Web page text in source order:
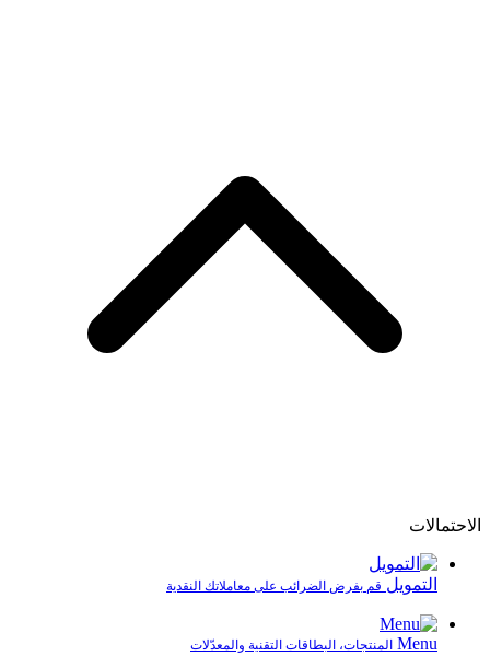
الاحتمالات
التمويل قم بفرض الضرائب على معاملاتك النقدية
Menu المنتجات، البطاقات التقنية والمعدّلات